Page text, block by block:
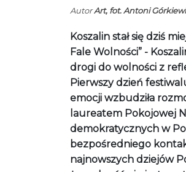
AutorArt, fot. Antoni
Koszalin stał się dziś
Fale Wolności” -
drogi do wolności z
Pierwszy dzień
emocji wzbudziła
laureatem Pokojowej
demokratycznych w
bezpośredniego
najnowszych dziejów